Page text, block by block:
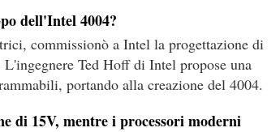
dell'Intel 4004?
commissionò a Intel la progettazione di
Ted Hoff di Intel propose una
portando alla creazione del 4004.
di 15V, mentre i processori moderni